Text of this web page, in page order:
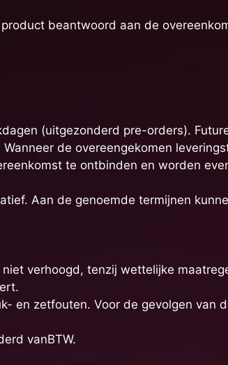
beantwoord aan de
(uitgezonderd pre-orders).
de overeengekomen
te ontbinden en worden
Aan de genoemde termijnen
verhoogd, tenzij wettelijke
en zetfouten. Voor de gevolgen van
vanBTW.